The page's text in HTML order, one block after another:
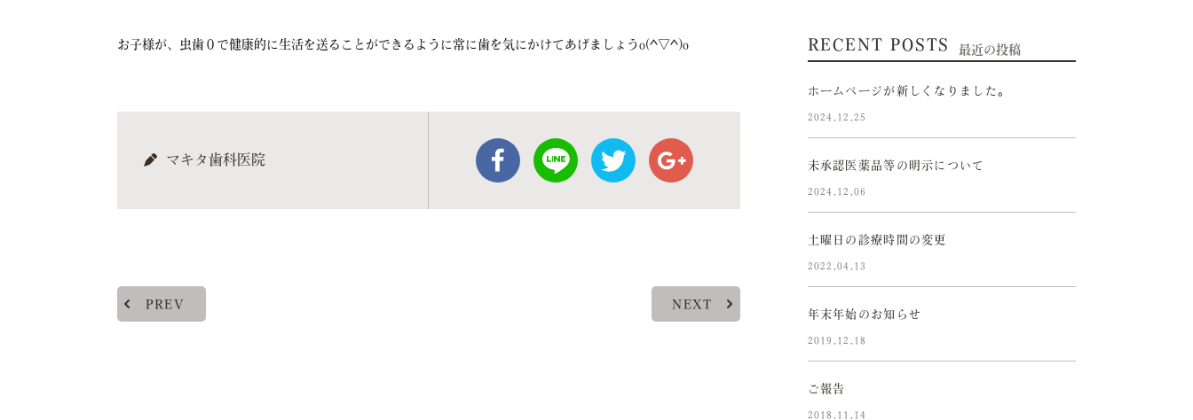
お子様が、虫歯０で健康的に生活を送ることができるように常に歯を気にかけてあげましょうo(^▽^)o
マキタ歯科医院
PREV NEXT
RECENT POSTS 最近の投稿
ホームページが新しくなりました。
2024.12.25
未承認医薬品等の明示について
2024.12.06
土曜日の診療時間の変更
2022.04.13
年末年始のお知らせ
2019.12.18
ご報告
2018.11.14